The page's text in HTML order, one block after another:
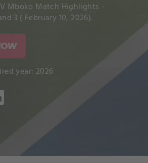
Mboko Match Highlights -
3 ( February 10, 2026).
year: 2026